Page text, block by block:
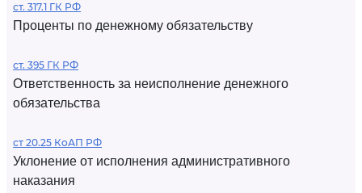
ст. 317.1 ГК РФ
Проценты по денежному обязательству
ст. 395 ГК РФ
Ответственность за неисполнение денежного
обязательства
ст 20.25 КоАП РФ
Уклонение от исполнения административного
наказания